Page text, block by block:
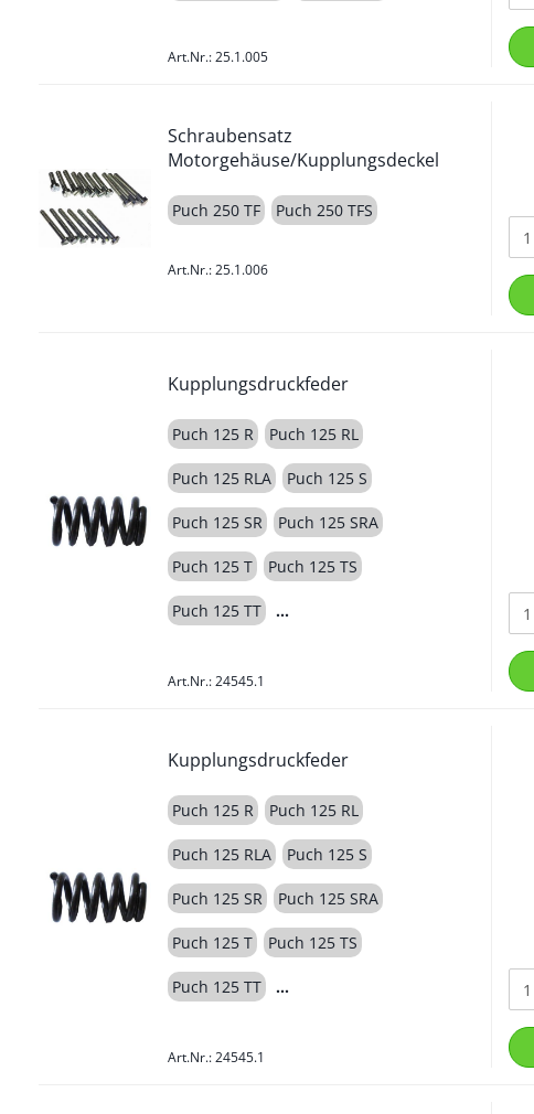
Art.Nr.: 25.1.005
Schraubensatz
Motorgehäuse/Kupplungsdeckel
Puch 250 TF Puch 250 TFS
Art.Nr.: 25.1.006
Kupplungsdruckfeder
Puch 125 R Puch 125 RL
Puch 125 RLA Puch 125 S
Puch 125 SR Puch 125 SRA
Puch 125 T Puch 125 TS
Puch 125 TT
Art.Nr.: 24545.1
Kupplungsdruckfeder
Puch 125 R Puch 125 RL
Puch 125 RLA Puch 125 S
Puch 125 SR Puch 125 SRA
Puch 125 T Puch 125 TS
Puch 125 TT
Art.Nr.: 24545.1